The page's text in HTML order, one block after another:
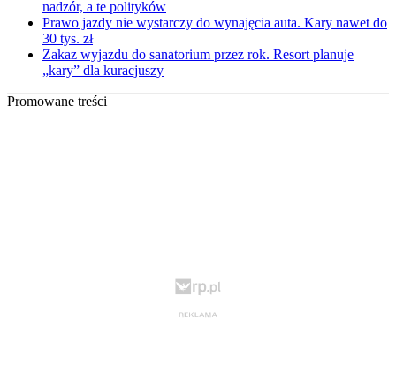
nadzór, a te polityków
Prawo jazdy nie wystarczy do wynajęcia auta. Kary nawet do
30 tys. zł
Zakaz wyjazdu do sanatorium przez rok. Resort planuje
„kary” dla kuracjuszy
Promowane treści